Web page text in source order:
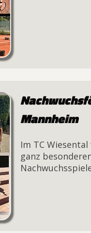
Mannheim
Im TC
ganz